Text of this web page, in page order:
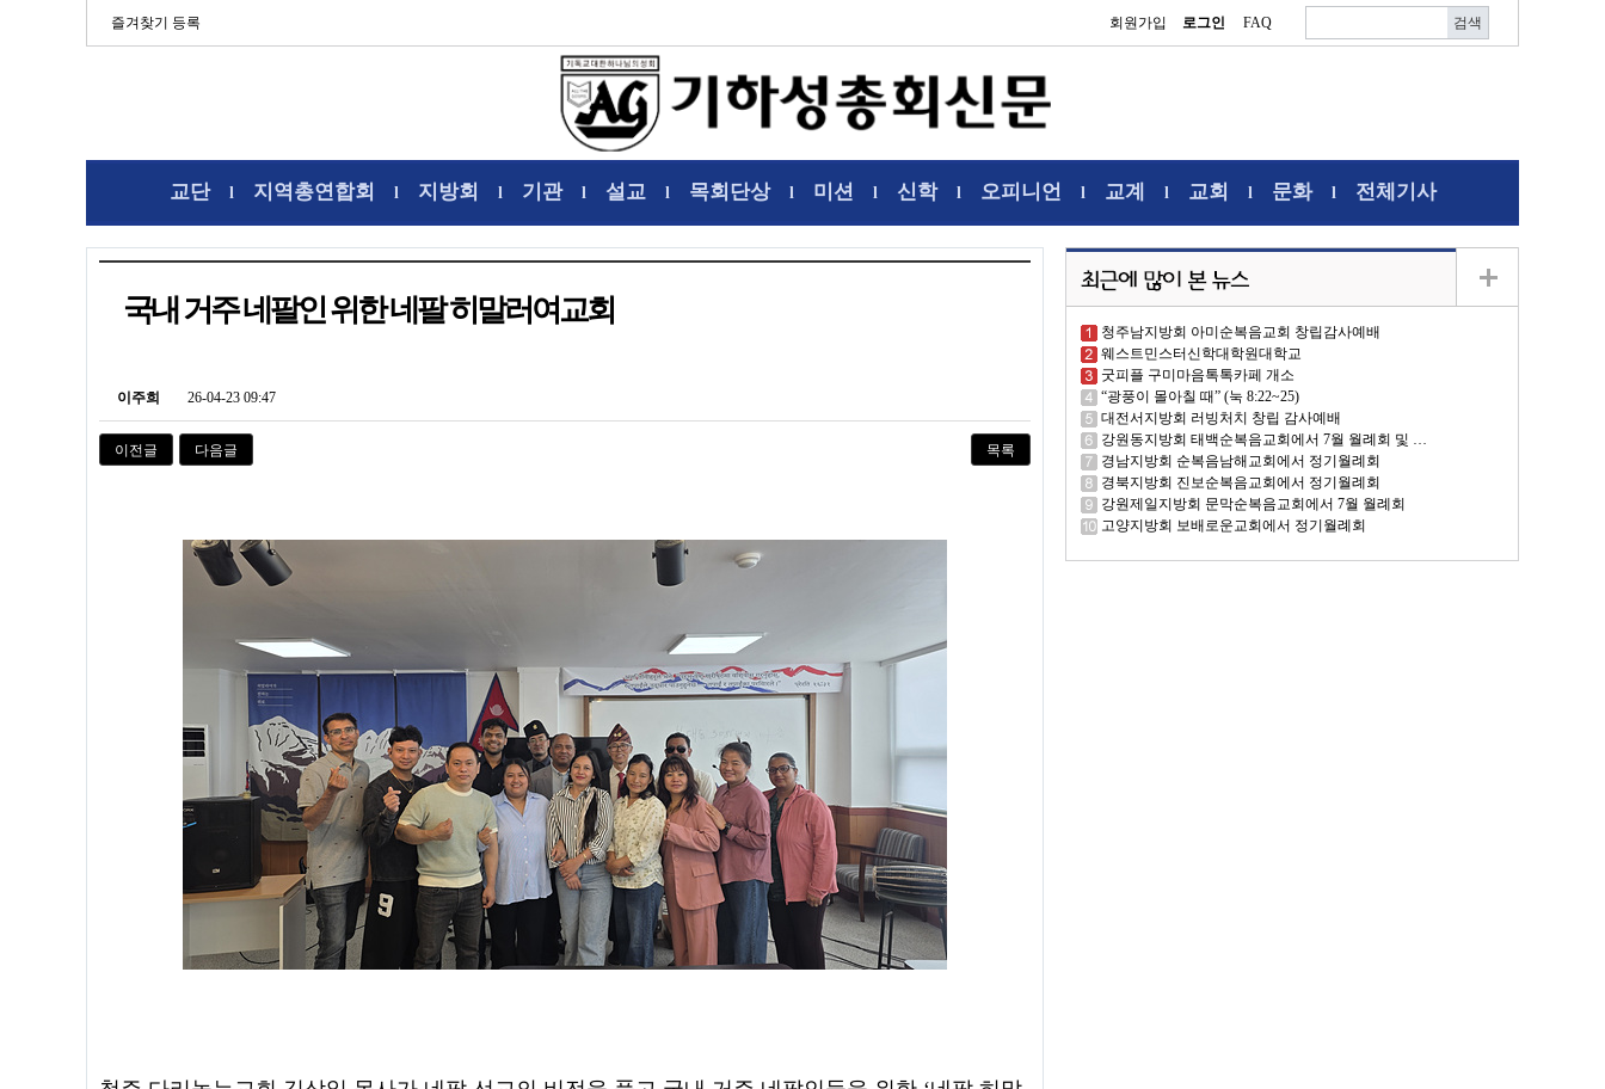
즐겨찾기 등록 회원가입 로그인 FAQ
교단l 지역총연합회 l 지방회 l 기관l 설교 l 목회단상l 미션 l 신학l 오피니언 l 교계 l 교회 l 문화l 전체기사
청주남지방회 아미순복음교회 창립감사예배
웨스트민스터신학대학원대학교
굿피플 구미마음톡톡카페 개소
“광풍이 몰아칠 때” (눅 8:22~25)
대전서지방회 러빙처치 창립 감사예배
강원동지방회 태백순복음교회에서 7월 월례회 및 …
경남지방회 순복음남해교회에서 정기월례회
경북지방회 진보순복음교회에서 정기월례회
강원제일지방회 문막순복음교회에서 7월 월례회
고양지방회 보배로운교회에서 정기월례회
국내 거주 네팔인 위한 네팔 히말러여교회
이주희 26-04-23 09:47
이전글 다음글 목록